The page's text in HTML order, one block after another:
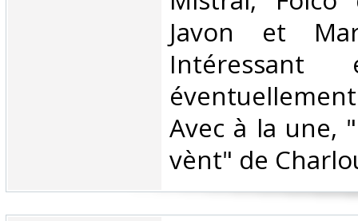
Javon et
Intéressant
Avec à la une,
vènt" de